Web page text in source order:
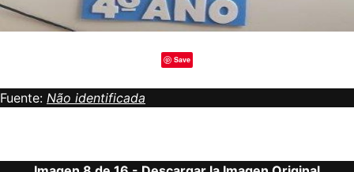
Save
Fuente: Não identificada